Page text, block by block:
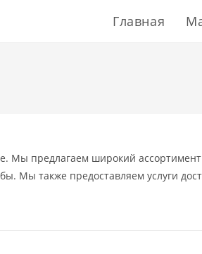
Главная
Мы предлагаем широкий
Мы также предоставляем услуги